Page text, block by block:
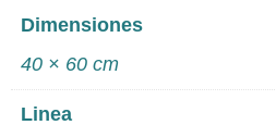
Dimensiones
40 × 60 cm
Linea